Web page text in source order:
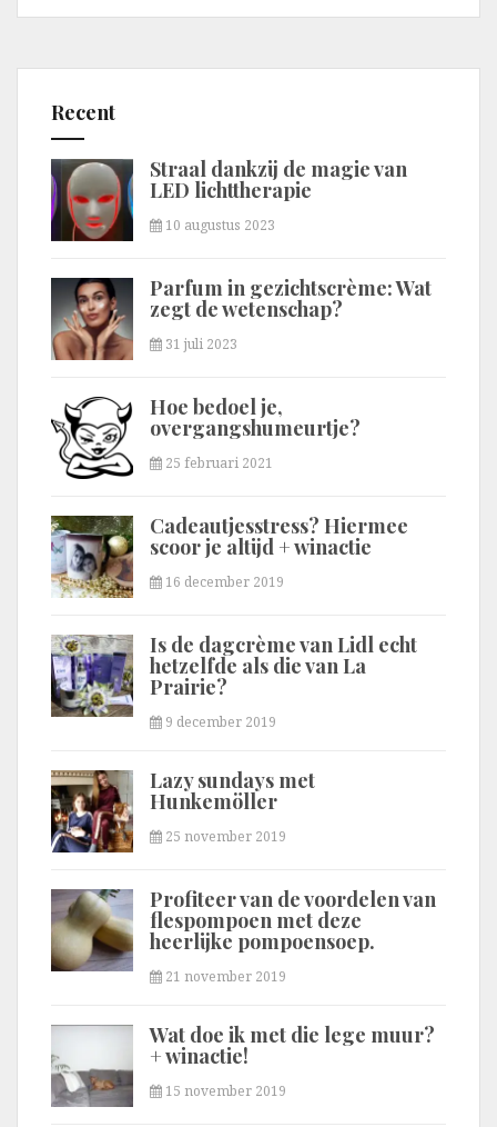
Recent
Straal dankzij de magie van
LED lichttherapie
10 augustus 2023
Parfum in gezichtscrème: Wat
zegt de wetenschap?
31 juli 2023
Hoe bedoel je,
overgangshumeurtje?
25 februari 2021
Cadeautjesstress? Hiermee
scoor je altijd + winactie
16 december 2019
Is de dagcrème van Lidl echt
hetzelfde als die van La
Prairie?
9 december 2019
Lazy sundays met
Hunkemöller
25 november 2019
Profiteer van de voordelen van
flespompoen met deze
heerlijke pompoensoep.
21 november 2019
Wat doe ik met die lege muur?
+ winactie!
15 november 2019